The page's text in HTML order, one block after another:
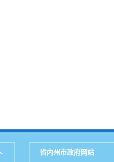
省内州市政府网站